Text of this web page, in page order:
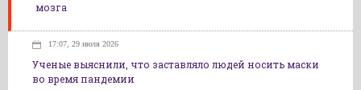
мозга
17:07, 29 июля 2026
Ученые выяснили, что заставляло людей носить маски
во время пандемии